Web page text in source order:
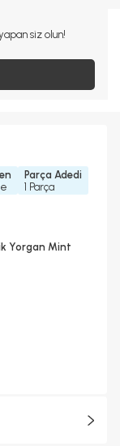
siz olun!
Parça Adedi
1 Parça
Yorgan Mint